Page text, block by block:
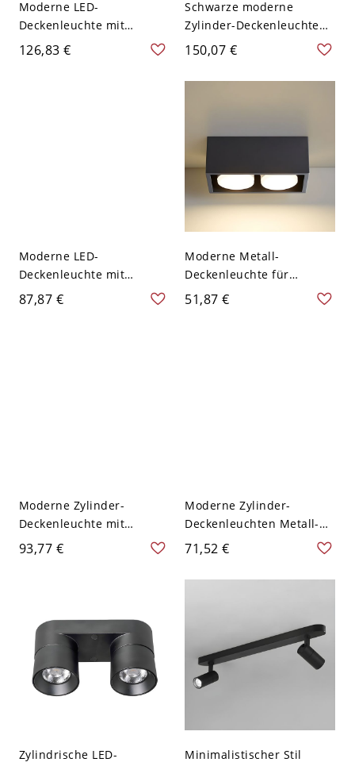
Moderne LED-
Deckenleuchte mit
Acrylschirm und
natürlichem Licht -
126,83 €
Schwarze moderne
Zylinder-Deckenleuchte
mit klarem Glasschirm -
110V-120V
150,07 €
Moderne LED-
Deckenleuchte mit
Acrylschirm - Drei
Farbtemperaturen -
87,87 €
Moderne Metall-
Deckenleuchte für
Wohnzimmer - Schwarz
110V-120V 2
51,87 €
Moderne Zylinder-
Deckenleuchte mit
Harzschirm und Bi-Pin-
Lichttyp - Schwarz 110V-
93,77 €
Moderne Zylinder-
Deckenleuchten Metall-
Deckenlampe für den Flur
- Schwarz 110V-120V 2
71,52 €
Zylindrische LED-
Minimalistischer Stil